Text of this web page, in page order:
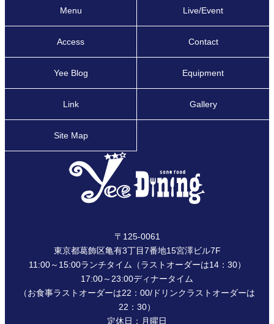
Menu Live/Event
Access Contact
Yee Blog Equipment
Link Gallery
Site Map
〒125-0061
東京都葛飾区亀有3丁目7番地15宮澤ビル7F
11:00～15:00ランチタイム（ラストオーダーは14：30）
17:00～23:00ディナータイム
（お食事ラストオーダーは22：00/ドリンクラストオーダーは
22：30）
定休日：月曜日